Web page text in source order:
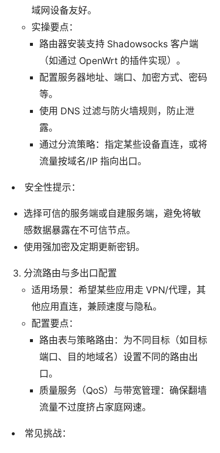
域网设备友好。
实操要点：
路由器安装支持 Shadowsocks 客户端
（如通过 OpenWrt 的插件实现）。
配置服务器地址、端口、加密方式、密码
等。
使用 DNS 过滤与防火墙规则，防止泄
露。
通过分流策略：指定某些设备直连，或将
流量按域名/IP 指向出口。
安全性提示：
选择可信的服务端或自建服务端，避免将敏
感数据暴露在不可信节点。
使用强加密及定期更新密钥。
分流路由与多出口配置
适用场景：希望某些应用走 VPN/代理，其
他应用直连，兼顾速度与隐私。
配置要点：
路由表与策略路由：为不同目标（如目标
端口、目的地域名）设置不同的路由出
口。
质量服务（QoS）与带宽管理：确保翻墙
流量不过度挤占家庭网速。
常见挑战：